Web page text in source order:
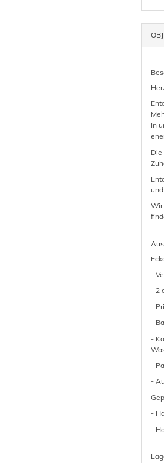
In
Wir
-
- 2
-
-
-
-
-
-
-